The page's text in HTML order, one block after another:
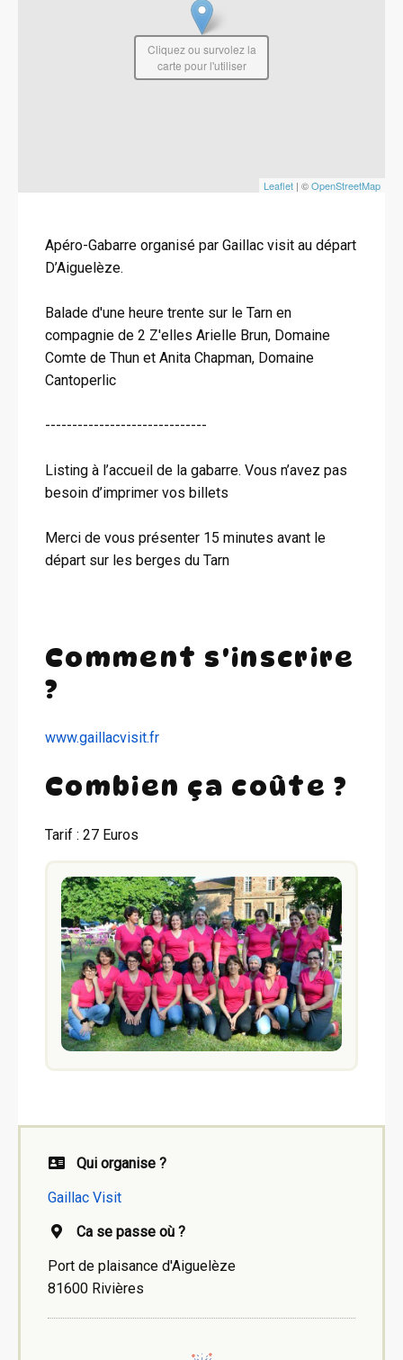
Leaflet | ©OpenStreetMap
Cliquez ou survolez la
carte pour l'utiliser
Apéro-Gabarre organisé par Gaillac visit au départ
D’Aiguelèze.
Balade d'une heure trente sur le Tarn en
compagnie de 2 Z'elles Arielle Brun, Domaine
Comte de Thun et Anita Chapman, Domaine
Cantoperlic
------------------------------
Listing à l’accueil de la gabarre. Vous n’avez pas
besoin d’imprimer vos billets
Merci de vous présenter 15 minutes avant le
départ sur les berges du Tarn
Comment s'inscrire
?
www.gaillacvisit.fr
Combien ça coûte ?
Tarif : 27 Euros
Qui organise ?
Gaillac Visit
Ca se passe où ?
Port de plaisance d'Aiguelèze
81600 Rivières